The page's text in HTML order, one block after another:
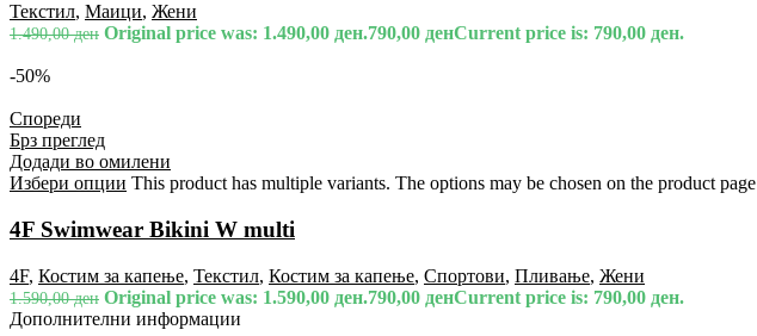
Текстил, Маици, Жени
1.490,00ден Original price was: 1.490,00 ден.790,00 денCurrent price is: 790,00 ден.
-50%
Спореди
Брз преглед
Додади во омилени
Избери опции This product has multiple variants. The options may be chosen on the product page
4F Swimwear Bikini W multi
4F, Костим за капење, Текстил, Костим за капење, Спортови, Пливање, Жени
1.590,00ден Original price was: 1.590,00 ден.790,00 денCurrent price is: 790,00 ден.
Дополнителни информации